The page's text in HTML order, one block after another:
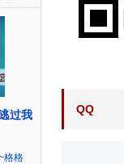
过我
格格
QQ